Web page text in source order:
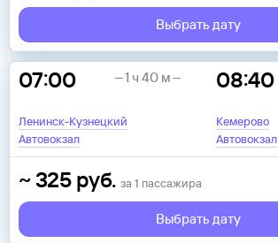
Выбрать дату
07:00
Ленинск-Кузнецкий
Автовокзал
08:40
Кемерово
Автовокзал
1 ч 40 м
~325 руб. за 1 пассажира
Выбрать дату